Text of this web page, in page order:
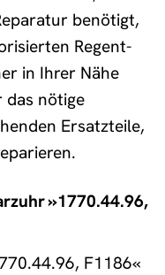
benötigt,
Regent-
in Ihrer Nähe
das nötige
Ersatzteile,
»1770.44.96,
F1186«